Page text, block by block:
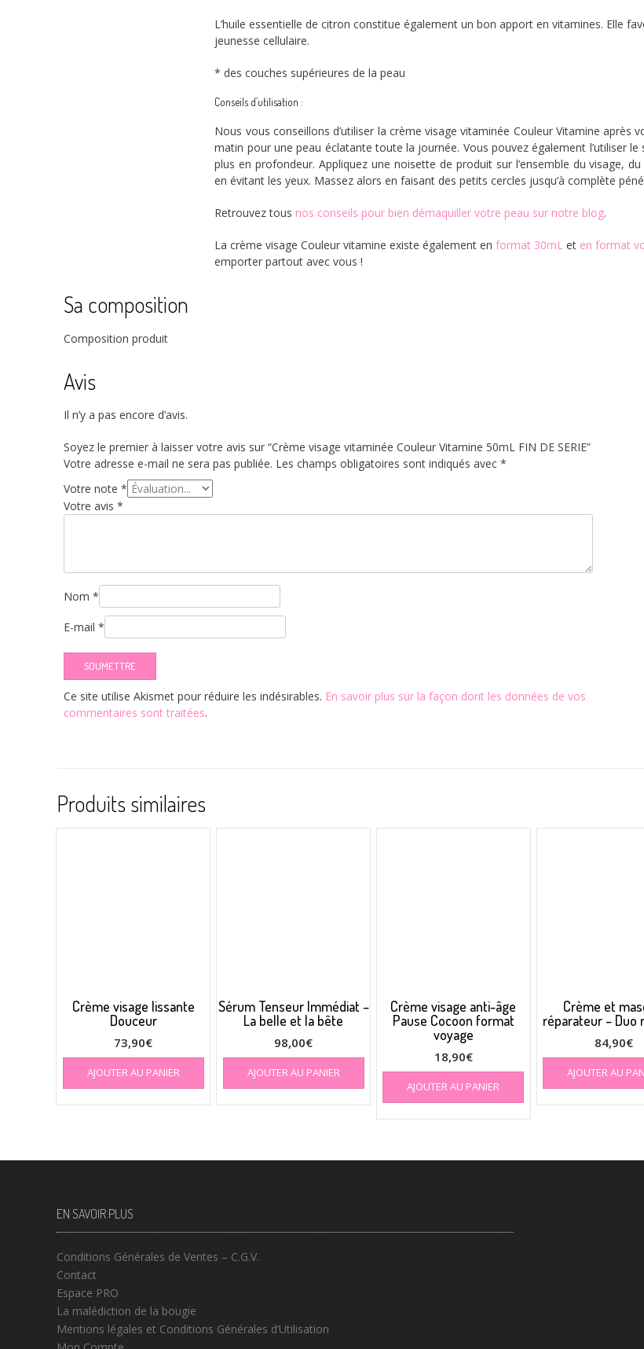
L’huile essentielle de citron constitue également un bon apport en vitamines. Elle
jeunesse cellulaire.
* des couches supérieures de la peau
Conseils d’utilisation :
Nous vous conseillons d’utiliser la crème visage vitaminée Couleur Vitamine après
matin pour une peau éclatante toute la journée. Vous pouvez également l’utiliser
plus en profondeur. Appliquez une noisette de produit sur l’ensemble du visage,
en évitant les yeux. Massez alors en faisant des petits cercles jusqu’à complète
Retrouvez tous nos conseils pour bien démaquiller votre peau sur notre blog.
La crème visage Couleur vitamine existe également enformat 30mL et en format
emporter partout avec vous !
Sa composition
Composition produit
Avis
Il n’y a pas encore d’avis.
Soyez le premier à laisser votre avis sur “Crème visage vitaminée Couleur Vitamine 50mL FIN DE SERIE”
Votre adresse e-mail ne sera pas publiée. Les champs obligatoires sont indiqués avec *
Votre note *
Votre avis *
Nom *
E-mail *
Ce site utilise Akismet pour réduire les indésirables. En savoir plus sur la façon dont les données de vos
commentaires sont traitées.
Produits similaires
Crème visage lissante
Douceur
73,90€
AJOUTER AU PANIER
Sérum Tenseur Immédiat –
La belle et la bête
98,00€
AJOUTER AU PANIER
Crème visage anti-âge
Pause Cocoon format
voyage
18,90€
AJOUTER AU PANIER
Crème et
réparateur – Duo
84,90€
AJOUTER AU
EN SAVOIR PLUS
Conditions Générales de Ventes – C.G.V.
Contact
Espace PRO
La malédiction de la bougie
Mentions légales et Conditions Générales d’Utilisation